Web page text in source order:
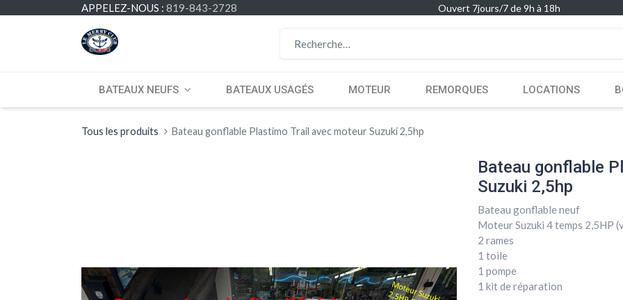
APPELEZ-NOUS : 819-843-2728 Ouvert 7jours/7 de 9h à 18h
BATEAUX NEUFS BATEAUX USAGÉS MOTEUR REMORQUES LOCATIONS
Tous les produits Bateau gonflable Plastimo Trail avec moteur Suzuki 2,5hp
Bateau gonflable
Suzuki 2,5hp
Bateau gonflable neuf
Moteur Suzuki 4 temps 2,5HP
2 rames
1 toile
1 pompe
1 kit de réparation